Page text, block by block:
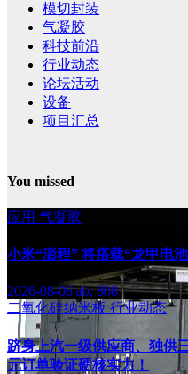
模切封装
气凝胶
科技前沿
行业动态
论坛活动
设备
项目汇总
You missed
应用 气凝胶
小米“澎程” 将搭载“龙甲电
2026-08-06ab, 808
二氧化硅纳米板 行业动态
跻身上汽一级供应商、独供
元订单验证硬核实力！